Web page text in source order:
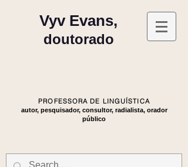
Vyv Evans,
doutorado
PROFESSORA DE LINGUÍSTICA
autor, pesquisador, consultor, radialista, orador
público